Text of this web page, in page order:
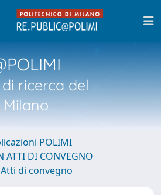
ricerca del
POLIMI
ATTI DI CONVEGNO
di convegno